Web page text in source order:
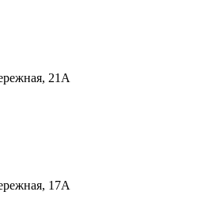
21А
17А